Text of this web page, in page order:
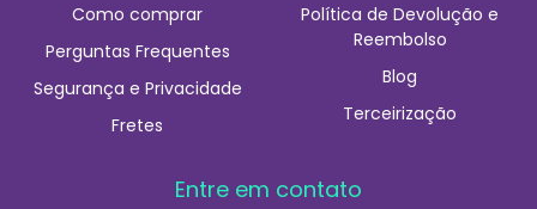
Como comprar
Perguntas Frequentes
Segurança e Privacidade
Fretes
Política de Devolução e
Reembolso
Blog
Terceirização
Entre em contato